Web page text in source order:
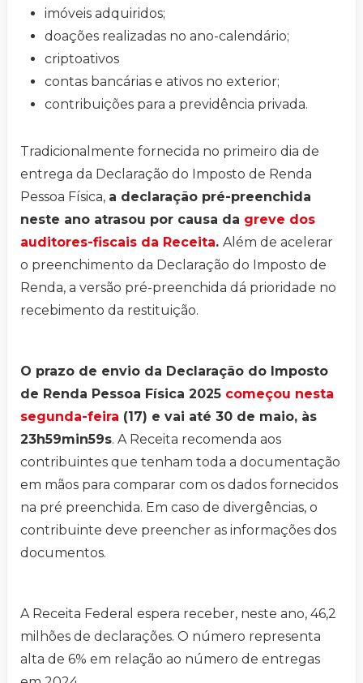
imóveis adquiridos;
doações realizadas no ano-calendário;
criptoativos
contas bancárias e ativos no exterior;
contribuições para a previdência privada.
Tradicionalmente fornecida no primeiro dia de
entrega da Declaração do Imposto de Renda
Pessoa Física, a declaração pré-preenchida
neste ano atrasou por causa da greve dos
auditores-fiscais da Receita. Além de acelerar
o preenchimento da Declaração do Imposto de
Renda, a versão pré-preenchida dá prioridade no
recebimento da restituição.
O prazo de envio da Declaração do Imposto
de Renda Pessoa Física 2025 começou nesta
segunda-feira (17) e vai até 30 de maio, às
23h59min59s. A Receita recomenda aos
contribuintes que tenham toda a documentação
em mãos para comparar com os dados fornecidos
na pré preenchida. Em caso de divergências, o
contribuinte deve preencher as informações dos
documentos.
A Receita Federal espera receber, neste ano, 46,2
milhões de declarações. O número representa
alta de 6% em relação ao número de entregas